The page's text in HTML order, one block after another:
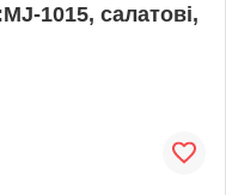
1015, салатові,